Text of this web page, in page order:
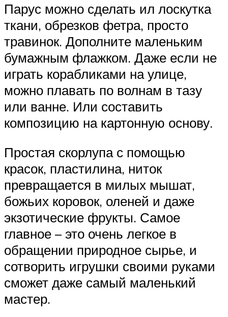
Парус можно сделать ил лоскутка
ткани, обрезков фетра, просто
травинок. Дополните маленьким
бумажным флажком. Даже если не
играть корабликами на улице,
можно плавать по волнам в тазу
или ванне. Или составить
композицию на картонную основу.
Простая скорлупа с помощью
красок, пластилина, ниток
превращается в милых мышат,
божьих коровок, оленей и даже
экзотические фрукты. Самое
главное – это очень легкое в
обращении природное сырье, и
сотворить игрушки своими руками
сможет даже самый маленький
мастер.